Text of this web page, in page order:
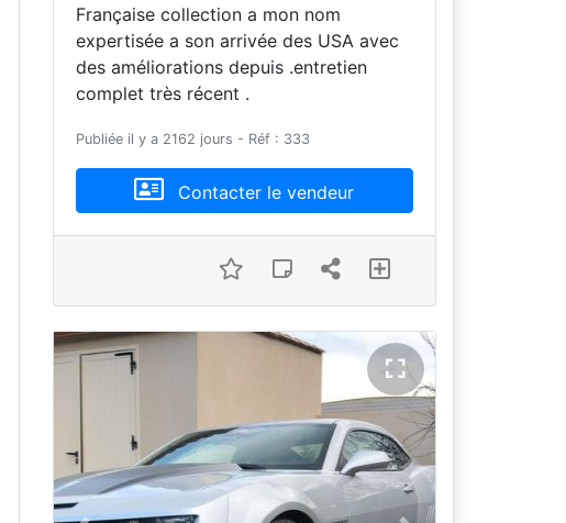
Française collection a mon nom
expertisée a son arrivée des USA avec
des améliorations depuis .entretien
complet très récent .
Publiée il y a 2162 jours - Réf : 333
Contacter le vendeur